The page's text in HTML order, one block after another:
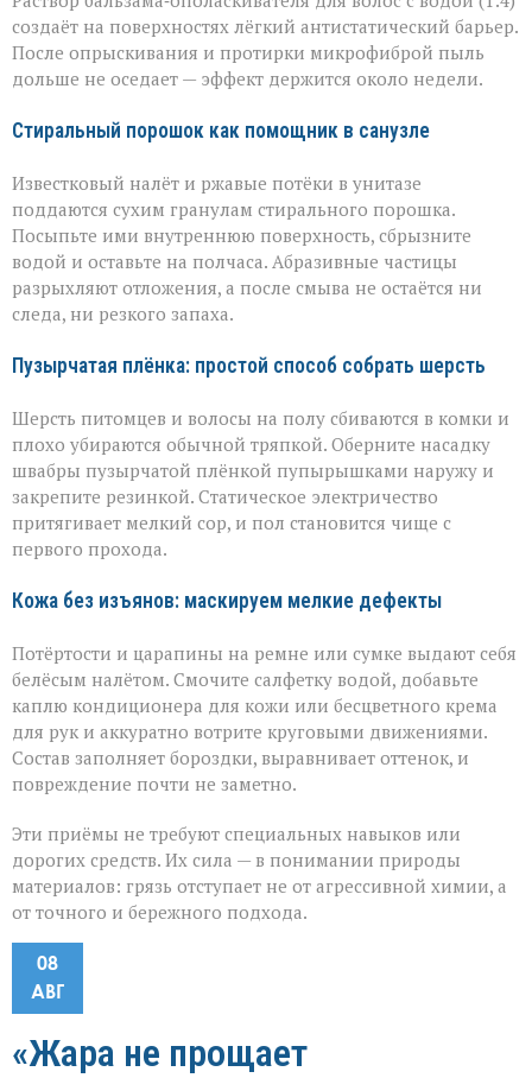
создаёт на поверхностях лёгкий антистатический барьер.
После опрыскивания и протирки микрофиброй пыль
дольше не оседает — эффект держится около недели.
Стиральный порошок как помощник в санузле
Известковый налёт и ржавые потёки в унитазе
поддаются сухим гранулам стирального порошка.
Посыпьте ими внутреннюю поверхность, сбрызните
водой и оставьте на полчаса. Абразивные частицы
разрыхляют отложения, а после смыва не остаётся ни
следа, ни резкого запаха.
Пузырчатая плёнка: простой способ собрать шерсть
Шерсть питомцев и волосы на полу сбиваются в комки и
плохо убираются обычной тряпкой. Оберните насадку
швабры пузырчатой плёнкой пупырышками наружу и
закрепите резинкой. Статическое электричество
притягивает мелкий сор, и пол становится чище с
первого прохода.
Кожа без изъянов: маскируем мелкие дефекты
Потёртости и царапины на ремне или сумке выдают себя
белёсым налётом. Смочите салфетку водой, добавьте
каплю кондиционера для кожи или бесцветного крема
для рук и аккуратно вотрите круговыми движениями.
Состав заполняет бороздки, выравнивает оттенок, и
повреждение почти не заметно.
Эти приёмы не требуют специальных навыков или
дорогих средств. Их сила — в понимании природы
материалов: грязь отступает не от агрессивной химии, а
от точного и бережного подхода.
08
АВГ
«Жара не прощает